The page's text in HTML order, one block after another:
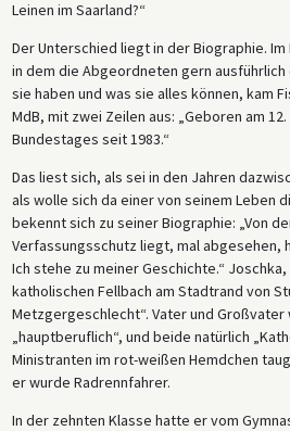
Leinen im Saarland?“
Der Unterschied liegt in der Biographie.
in dem die Abgeordneten gern
sie haben und was sie alles können, kam
MdB, mit zwei Zeilen aus: „Geboren am
Bundestages seit 1983.“
Das liest sich, als sei in den Jahren
als wolle sich da einer von seinem Leben
bekennt sich zu seiner Biographie: „Von
Verfassungsschutz liegt, mal abgesehen,
Ich stehe zu meiner Geschichte.“
katholischen Fellbach am Stadtrand von
Metzgergeschlecht“. Vater und Großvater
„hauptberuflich“, und beide natürlich
Ministranten im rot-weißen Hemdchen
er wurde Radrennfahrer.
In der zehnten Klasse hatte er vom